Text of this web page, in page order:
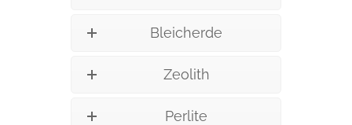
Bleicherde
Zeolith
Perlite